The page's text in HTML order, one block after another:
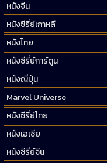
หนังจีน
หนังซีรี่ย์เกาหลี
หนังไทย
หนังซีรี่ย์การ์ตูน
หนังญี่ปุ่น
Marvel Universe
หนังซีรี่ย์ไทย
หนังเอเชีย
หนังซีรี่ย์จีน